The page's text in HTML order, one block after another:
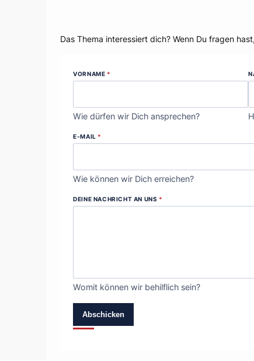
Das Thema interessiert dich? Wenn Du fragen
VORNAME *
Wie dürfen wir Dich ansprechen?
E-MAIL *
Wie können wir Dich erreichen?
DEINE NACHRICHT AN UNS *
Womit können wir behilflich sein?
Abschicken